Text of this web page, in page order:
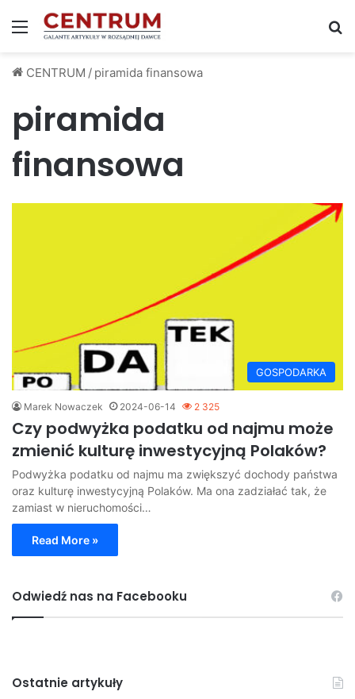
Menu
CENTRUM / piramida finansowa
piramida
finansowa
GOSPODARKA
Marek Nowaczek 2024-06-14 2 325
Czy podwyżka podatku od najmu może
zmienić kulturę inwestycyjną Polaków?
Podwyżka podatku od najmu ma zwiększyć dochody państwa
oraz kulturę inwestycyjną Polaków. Ma ona zadziałać tak, że
zamiast w nieruchomości…
Read More »
Odwiedź nas na Facebooku
Ostatnie artykuły